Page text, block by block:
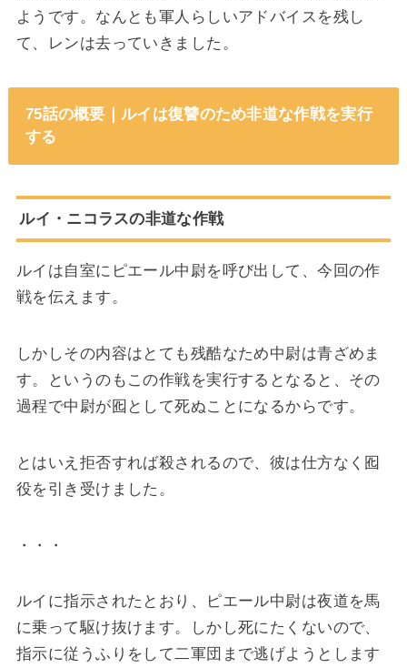
ようです。なんとも軍人らしいアドバイスを残し
て、レンは去っていきました。
75話の概要｜ルイは復讐のため非道な作戦を実行
する
ルイ・ニコラスの非道な作戦
ルイは自室にピエール中尉を呼び出して、今回の作
戦を伝えます。
しかしその内容はとても残酷なため中尉は青ざめま
す。というのもこの作戦を実行するとなると、その
過程で中尉が囮として死ぬことになるからです。
とはいえ拒否すれば殺されるので、彼は仕方なく囮
役を引き受けました。
・・・
ルイに指示されたとおり、ピエール中尉は夜道を馬
に乗って駆け抜けます。しかし死にたくないので、
指示に従うふりをして二軍団まで逃げようとします